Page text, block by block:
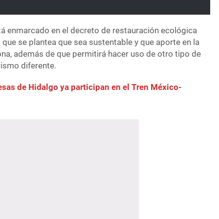
enmarcado en el decreto de restauración ecológica
se plantea que sea sustentable y que aporte en la
además de que permitirá hacer uso de otro tipo de
diferente.
de Hidalgo ya participan en el Tren México-